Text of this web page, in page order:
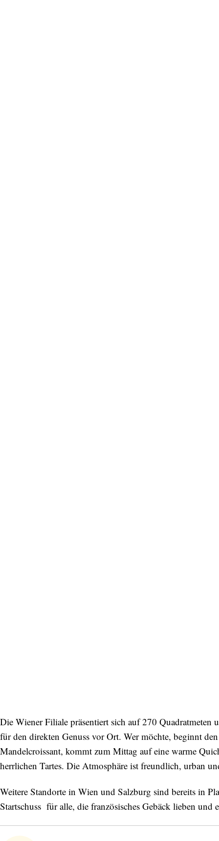
Die Wiener Filiale präsentiert sich auf 270
für den direkten Genuss vor Ort. Wer möchte, beginnt
Mandelcroissant, kommt zum Mittag auf eine warme
herrlichen Tartes. Die Atmosphäre ist freundlich, urban
Weitere Standorte in Wien und Salzburg sind bereits in
Startschuss für alle, die französisches Gebäck lieben
Abonnieren Sie unseren Newsletter
Entdecken Sie jede Woche neue schöne
Orte, handverlesene Geheimtipps und